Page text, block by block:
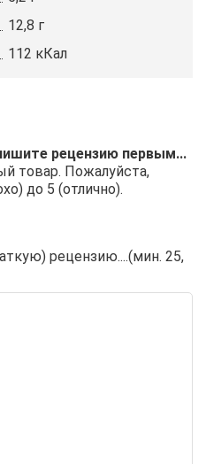
12,8 г
112 кКал
рецензию первым...
товар. Пожалуйста,
до 5 (отлично).
рецензию....(мин. 25,